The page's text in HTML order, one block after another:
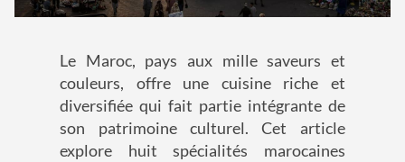
Le Maroc, pays aux mille saveurs et
couleurs, offre une cuisine riche et
diversifiée qui fait partie intégrante de
son patrimoine culturel. Cet article
explore huit spécialités marocaines